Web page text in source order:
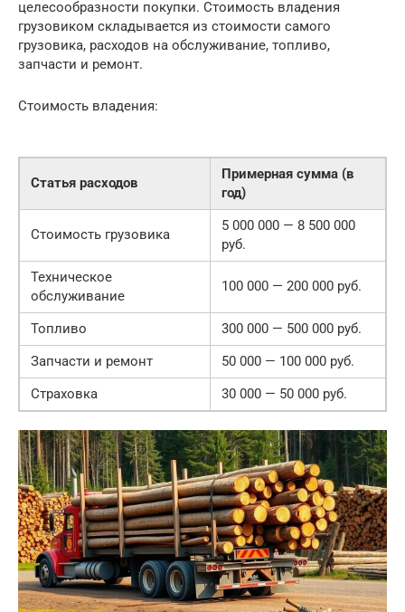
целесообразности покупки. Стоимость владения
грузовиком складывается из стоимости самого
грузовика, расходов на обслуживание, топливо,
запчасти и ремонт.
Стоимость владения:
Статья расходов
Примерная сумма (в
год)
Стоимость грузовика
5 000 000 — 8 500 000
руб.
Техническое
обслуживание
100 000 — 200 000 руб.
Топливо
300 000 — 500 000 руб.
Запчасти и ремонт
50 000 — 100 000 руб.
Страховка
30 000 — 50 000 руб.